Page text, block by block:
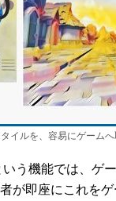
イルを、容易にゲーム
う機能では、ゲ
が即座にこれを